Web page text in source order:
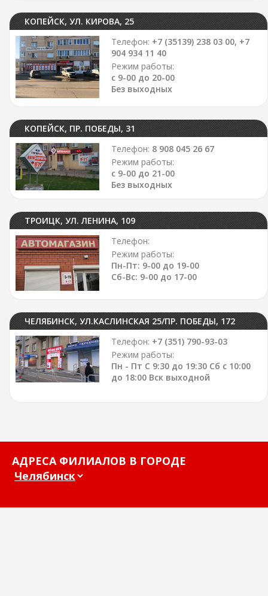
КОПЕЙСК, УЛ. КИРОВА, 25
Телефон: +7 (35139) 238 03 00, +7
904 934 11 40
Режим работы:
с 9-00 до 20-00
Без выходных
КОПЕЙСК, ПР. ПОБЕДЫ, 31
Телефон: 8 908 045 26 67
Режим работы:
с 9-00 до 21-00
Без выходных
ТРОИЦК, УЛ. ЛЕНИНА, 109
Телефон:
Режим работы:
Пн-Пт: 9-00 до 19-00
Сб-Вс: 9-00 до 17-00
ЧЕЛЯБИНСК, УЛ.КАСЛИНСКАЯ 25/ПР. ПОБЕДЫ, 172
Телефон: +7 (351) 790-93-03
Режим работы:
Пн - Пт С 9:30 до 19:30 Сб с 10:00
до 18:00 Вск выходной
АДРЕСА ФИЛИАЛОВ В ГОРОДЕ